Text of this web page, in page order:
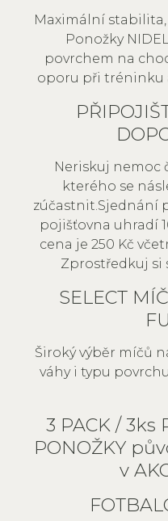
Maximální
Ponožky
povrchem na
oporu při tréninku
Neriskuj nemoc
kterého se
zúčastnit.Sjednání
pojišťovna uhradí
cena je 250 Kč
Zprostředkuj si
SELECT
Široký výběr míčů
váhy i typu
3 PACK / 3ks
PONOŽKY
v